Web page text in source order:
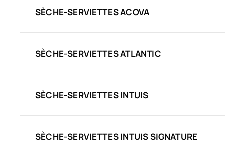
SÈCHE-SERVIETTES ACOVA
SÈCHE-SERVIETTES ATLANTIC
SÈCHE-SERVIETTES INTUIS
SÈCHE-SERVIETTES INTUIS SIGNATURE